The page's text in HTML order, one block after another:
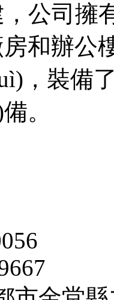
，公司擁
和辦公樓
，裝備
。